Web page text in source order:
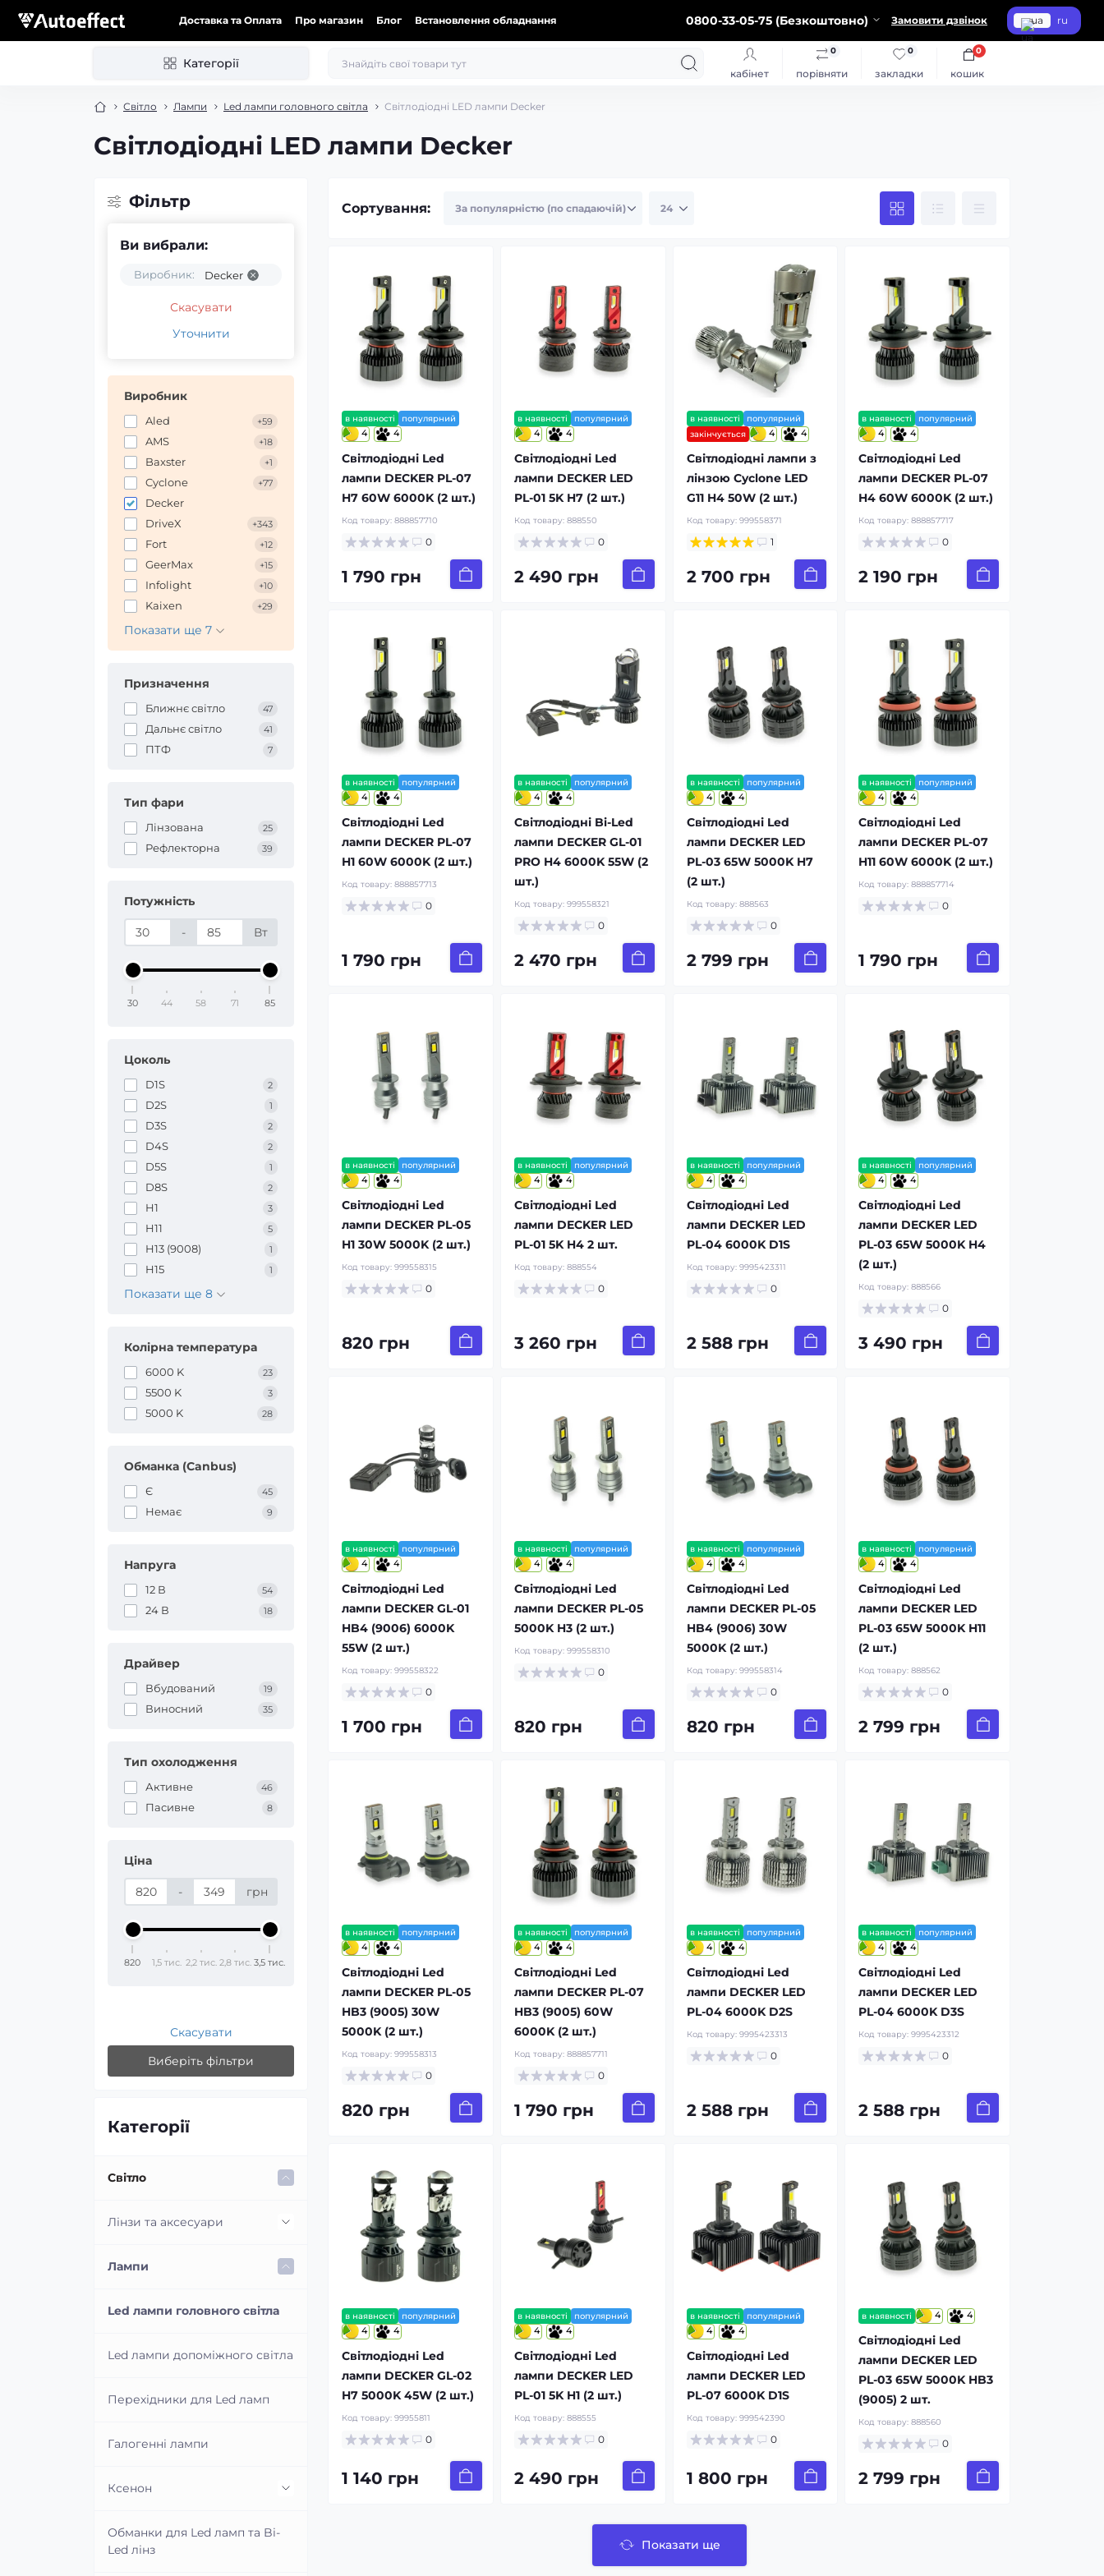
Доставка та Оплата Про магазин Блог Встановлення обладнання 0800-33-05-75 (Безкоштовно) Замовити дзвінок ua ru
Категорії
кабінет порівняти
0
закладки
0
кошик
0
Світло Лампи Led лампи головного світла Світлодіодні LED лампи Decker
Світлодіодні LED лампи Decker
Фільтр
Ви вибрали:
Виробник: Decker
Скасувати
Уточнити
Виробник
Aled +59
AMS +18
Baxster +1
Cyclone +77
Decker
DriveX
+343
Fort +12
GeerMax +15
Infolight +10
Kaixen +29
Показати ще 7
Призначення
Ближнє світло 47
Дальнє світло 41
ПТФ 7
Тип фари
Лінзована 25
Рефлекторна 39
Потужність
- Вт
30 44 58 71 85
Цоколь
D1S 2
D2S 1
D3S 2
D4S 2
D5S 1
D8S 2
H1 3
H11 5
H13 (9008) 1
H15 1
Показати ще 8
Колірна температура
6000 K 23
5500 K 3
5000 K 28
Обманка (Canbus)
Є 45
Немає 9
Напруга
12 В 54
24 В 18
Драйвер
Вбудований 19
Виносний 35
Тип охолодження
Активне 46
Пасивне 8
Ціна
- грн
820 1,5 тис. 2,2 тис. 2,8 тис. 3,5 тис.
Скасувати
Виберіть фільтри
Категорії
Світло
Лінзи та аксесуари
Світлодіодні Bi-Led лінзи
Ксенонові лінзи
Перехідні рамки для заміни
Лампи
Led лампи головного світла
Led лампи допоміжного світла
Перехідники для Led ламп
Галогенні лампи
Ксенон
Ксенонові лампи
Обманки для Led ламп та Bi-
Led лінз
Сортування:
в наявності популярний
4 4
Світлодіодні Led
лампи DECKER PL-07
H7 60W 6000K (2 шт.)
Код товару: 888857710
0
1 790 грн
в наявності популярний
4 4
Світлодіодні Led
лампи DECKER LED
PL-01 5K H7 (2 шт.)
Код товару: 888550
0
2 490 грн
в наявності
популярний
закінчується
4 4
Світлодіодні лампи з
лінзою Cyclone LED
G11 H4 50W (2 шт.)
Код товару: 999558371
1
2 700 грн
в наявності популярний
4 4
Світлодіодні Led
лампи DECKER PL-07
H4 60W 6000K (2 шт.)
Код товару:888857717
0
2 190 грн
в наявності популярний
4 4
Світлодіодні Led
лампи DECKER PL-07
H1 60W 6000K (2 шт.)
Код товару: 888857713
0
1 790 грн
в наявності популярний
4 4
Світлодіодні Bi-Led
лампи DECKER GL-01
PRO H4 6000K 55W (2
шт.)
Код товару: 999558321
0
2 470 грн
в наявності популярний
4 4
Світлодіодні Led
лампи DECKER LED
PL-03 65W 5000K H7
(2 шт.)
Код товару: 888563
0
2 799 грн
в наявності популярний
4 4
Світлодіодні Led
лампи DECKER PL-07
H11 60W 6000K (2 шт.)
Код товару:888857714
0
1 790 грн
в наявності популярний
4 4
Світлодіодні Led
лампи DECKER PL-05
H1 30W 5000K (2 шт.)
Код товару: 999558315
0
820 грн
в наявності популярний
4 4
Світлодіодні Led
лампи DECKER LED
PL-01 5K H4 2 шт.
Код товару: 888554
0
3 260 грн
в наявності популярний
4 4
Світлодіодні Led
лампи DECKER LED
PL-04 6000K D1S
Код товару: 9995423311
0
2 588 грн
в наявності популярний
4 4
Світлодіодні Led
лампи DECKER LED
PL-03 65W 5000K H4
(2 шт.)
Код товару:888566
0
3 490 грн
в наявності популярний
4 4
Світлодіодні Led
лампи DECKER GL-01
HB4 (9006) 6000K
55W (2 шт.)
Код товару: 999558322
0
1 700 грн
в наявності популярний
4 4
Світлодіодні Led
лампи DECKER PL-05
5000K H3 (2 шт.)
Код товару: 999558310
0
820 грн
в наявності популярний
4 4
Світлодіодні Led
лампи DECKER PL-05
HB4 (9006) 30W
5000K (2 шт.)
Код товару: 999558314
0
820 грн
в наявності популярний
4 4
Світлодіодні Led
лампи DECKER LED
PL-03 65W 5000K H11
(2 шт.)
Код товару:888562
0
2 799 грн
в наявності популярний
4 4
Світлодіодні Led
лампи DECKER PL-05
HB3 (9005) 30W
5000K (2 шт.)
Код товару: 999558313
0
820 грн
в наявності популярний
4 4
Світлодіодні Led
лампи DECKER PL-07
HB3 (9005) 60W
6000K (2 шт.)
Код товару: 888857711
0
1 790 грн
в наявності популярний
4 4
Світлодіодні Led
лампи DECKER LED
PL-04 6000K D2S
Код товару: 9995423313
0
2 588 грн
в наявності популярний
4 4
Світлодіодні Led
лампи DECKER LED
PL-04 6000K D3S
Код товару:9995423312
0
2 588 грн
в наявності популярний
4 4
Світлодіодні Led
лампи DECKER GL-02
H7 5000K 45W (2 шт.)
Код товару: 99955811
0
1 140 грн
в наявності популярний
4 4
Світлодіодні Led
лампи DECKER LED
PL-01 5K H1 (2 шт.)
Код товару: 888555
0
2 490 грн
в наявності популярний
4 4
Світлодіодні Led
лампи DECKER LED
PL-07 6000K D1S
Код товару: 999542390
0
1 800 грн
в наявності 4 4
Світлодіодні Led
лампи DECKER LED
PL-03 65W 5000K HB3
(9005) 2 шт.
Код товару:888560
0
2 799 грн
Показати ще